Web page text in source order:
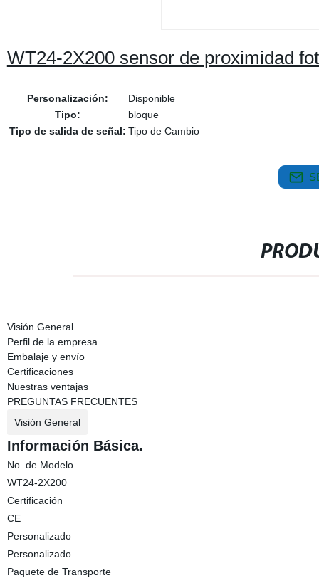
WT24-2X200 sensor de proximidad
Personalización:
Disponible
Tipo:
bloque
Tipo de salida de señal: Tipo de Cambio
Visión General
Perfil de la empresa
Embalaje y envío
Certificaciones
Nuestras ventajas
PREGUNTAS FRECUENTES
Visión General
Información Básica.
No. de Modelo.
WT24-2X200
Certificación
CE
Personalizado
Personalizado
Paquete de Transporte